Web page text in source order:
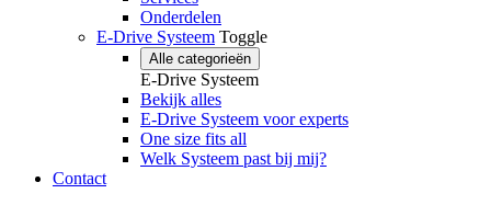
Onderdelen
E-Drive Systeem Toggle
Alle categorieën
E-Drive Systeem
Bekijk alles
E-Drive Systeem voor experts
One size fits all
Welk Systeem past bij mij?
Contact